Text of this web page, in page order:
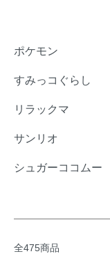
ポケモン
すみっコぐらし
リラックマ
サンリオ
シュガーココムー
全475商品